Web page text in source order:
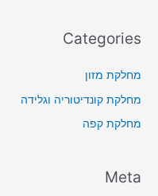
Categories
מחלקת מזון
מחלקת קונדיטוריה וגלידה
מחלקת קפה
Meta